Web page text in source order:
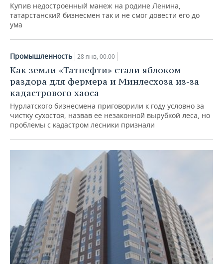
Купив недостроенный манеж на родине Ленина,
татарстанский бизнесмен так и не смог довести его до
ума
Промышленность 28 янв, 00:00
Как земли «Татнефти» стали яблоком
раздора для фермера и Минлесхоза из-за
кадастрового хаоса
Нурлатского бизнесмена приговорили к году условно за
чистку сухостоя, назвав ее незаконной вырубкой леса, но
проблемы с кадастром лесники признали